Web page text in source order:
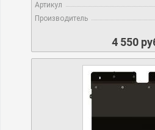
Артикул
Производитель
4 550